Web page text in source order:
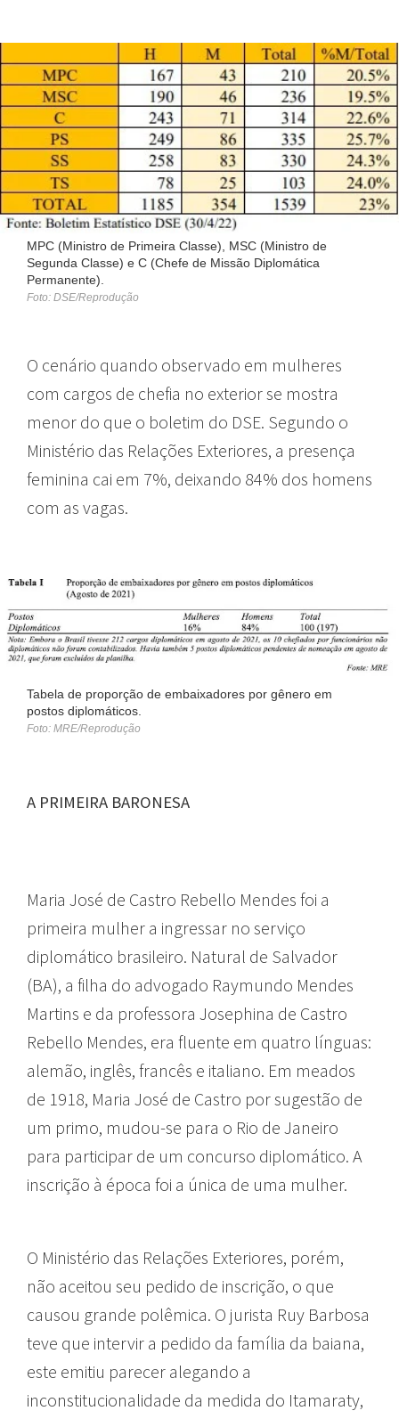
MPC (Ministro de Primeira Classe), MSC (Ministro de
Segunda Classe) e C (Chefe de Missão Diplomática
Permanente).
Foto: DSE/Reprodução
O cenário quando observado em mulheres
com cargos de chefia no exterior se mostra
menor do que o boletim do DSE. Segundo o
Ministério das Relações Exteriores, a presença
feminina cai em 7%, deixando 84% dos homens
com as vagas.
Tabela de proporção de embaixadores por gênero em
postos diplomáticos.
Foto: MRE/Reprodução
A PRIMEIRA BARONESA
Maria José de Castro Rebello Mendes foi a
primeira mulher a ingressar no serviço
diplomático brasileiro. Natural de Salvador
(BA), a filha do advogado Raymundo Mendes
Martins e da professora Josephina de Castro
Rebello Mendes, era fluente em quatro línguas:
alemão, inglês, francês e italiano. Em meados
de 1918, Maria José de Castro por sugestão de
um primo, mudou-se para o Rio de Janeiro
para participar de um concurso diplomático. A
inscrição à época foi a única de uma mulher.
O Ministério das Relações Exteriores, porém,
não aceitou seu pedido de inscrição, o que
causou grande polêmica. O jurista Ruy Barbosa
teve que intervir a pedido da família da baiana,
este emitiu parecer alegando a
inconstitucionalidade da medida do Itamaraty,